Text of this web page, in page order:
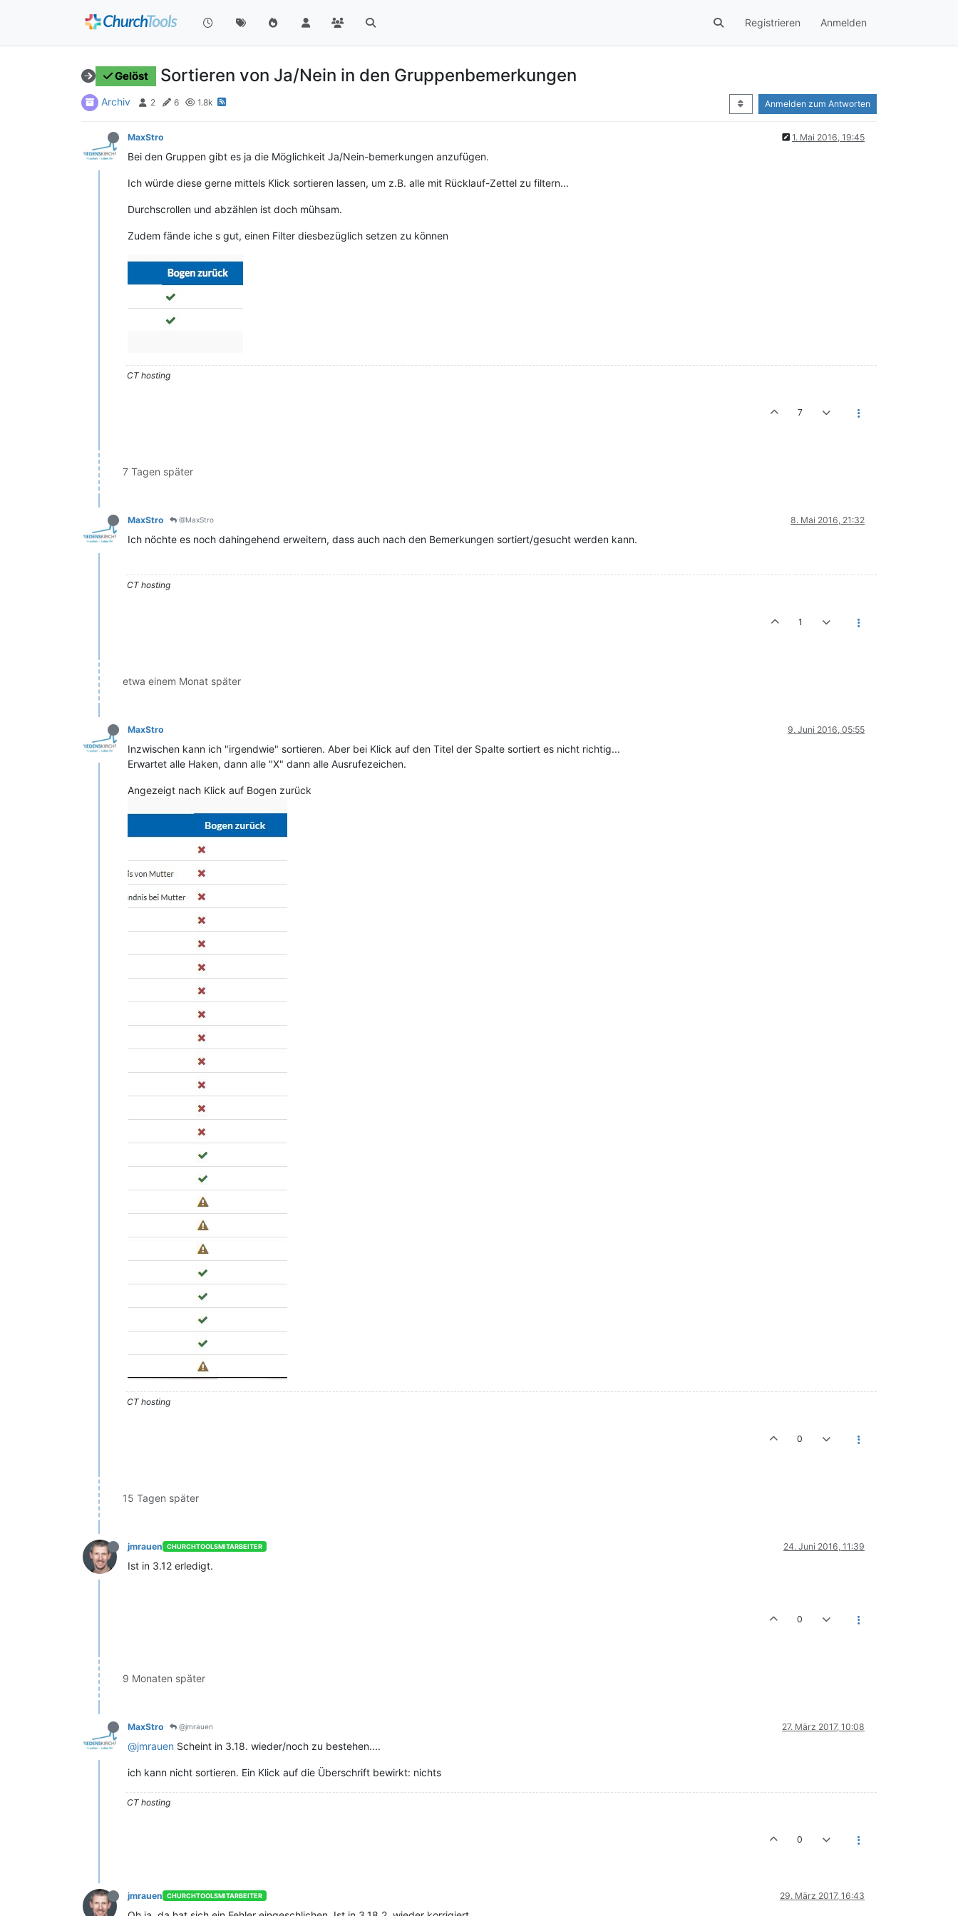
Registrieren Anmelden
Gelöst Sortieren von Ja/Nein in den Gruppenbemerkungen
Archiv 2 6 1.8k Anmelden zum Antworten
MaxStro 1. Mai 2016, 19:45
Bei den Gruppen gibt es ja die Möglichkeit Ja/Nein-bemerkungen anzufügen.
Ich würde diese gerne mittels Klick sortieren lassen, um z.B. alle mit Rücklauf-Zettel zu filtern...
Durchscrollen und abzählen ist doch mühsam.
Zudem fände iche s gut, einen Filter diesbezüglich setzen zu können
CT hosting
7
7 Tagen später
MaxStro @MaxStro 8. Mai 2016, 21:32
Ich nöchte es noch dahingehend erweitern, dass auch nach den Bemerkungen sortiert/gesucht werden kann.
CT hosting
1
etwa einem Monat später
MaxStro 9. Juni 2016, 05:55
Inzwischen kann ich "irgendwie" sortieren. Aber bei Klick auf den Titel der Spalte sortiert es nicht richtig...
Erwartet alle Haken, dann alle "X" dann alle Ausrufezeichen.
Angezeigt nach Klick auf Bogen zurück
CT hosting
0
15 Tagen später
jmrauen CHURCHTOOLSMITARBEITER 24. Juni 2016, 11:39
Ist in 3.12 erledigt.
0
9 Monaten später
MaxStro @jmrauen 27. März 2017, 10:08
@jmrauen Scheint in 3.18. wieder/noch zu bestehen....
ich kann nicht sortieren. Ein Klick auf die Überschrift bewirkt: nichts
CT hosting
0
jmrauen CHURCHTOOLSMITARBEITER 29. März 2017, 16:43